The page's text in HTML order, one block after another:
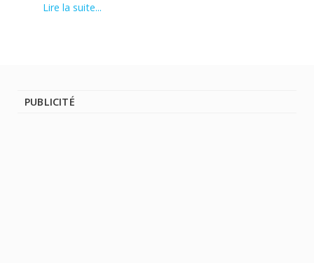
Lire la suite...
PUBLICITÉ